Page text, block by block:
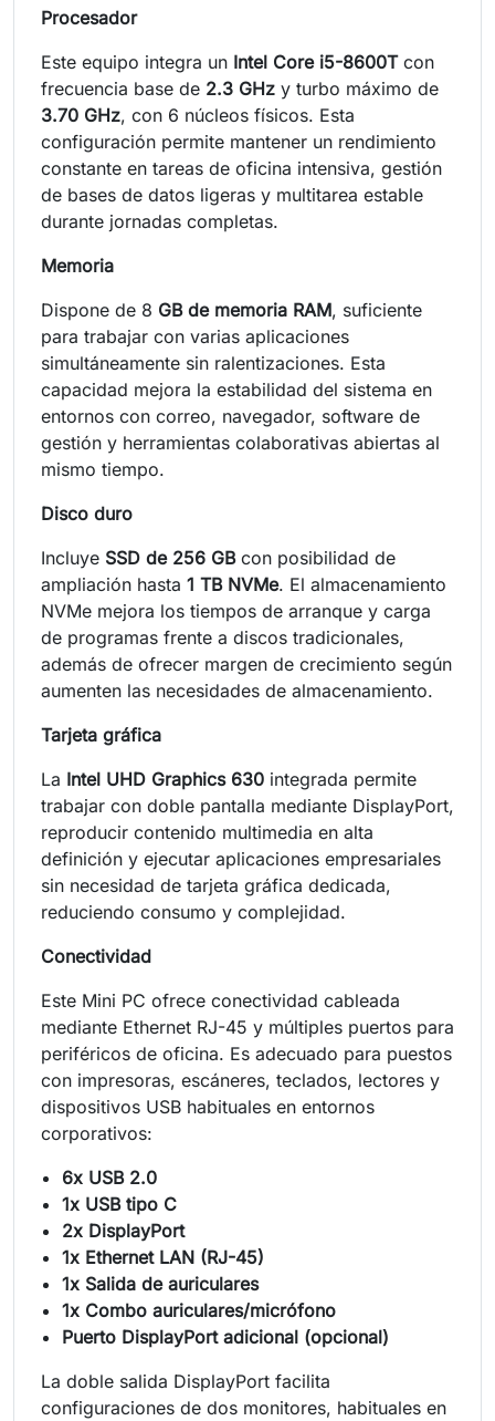
Procesador
Este equipo integra un Intel Core i5-8600Tcon
frecuencia base de 2.3 GHz y turbo máximo de
3.70 GHz, con 6 núcleos físicos. Esta
configuración permite mantener un rendimiento
constante en tareas de oficina intensiva, gestión
de bases de datos ligeras y multitarea estable
durante jornadas completas.
Memoria
Dispone de 8 GB de memoria RAM, suficiente
para trabajar con varias aplicaciones
simultáneamente sin ralentizaciones. Esta
capacidad mejora la estabilidad del sistema en
entornos con correo, navegador, software de
gestión y herramientas colaborativas abiertas al
mismo tiempo.
Disco duro
Incluye SSD de 256 GBcon posibilidad de
ampliación hasta 1 TB NVMe. El almacenamiento
NVMe mejora los tiempos de arranque y carga
de programas frente a discos tradicionales,
además de ofrecer margen de crecimiento según
aumenten las necesidades de almacenamiento.
Tarjeta gráfica
La Intel UHD Graphics 630 integrada permite
trabajar con doble pantalla mediante DisplayPort,
reproducir contenido multimedia en alta
definición y ejecutar aplicaciones empresariales
sin necesidad de tarjeta gráfica dedicada,
reduciendo consumo y complejidad.
Conectividad
Este Mini PC ofrece conectividad cableada
mediante Ethernet RJ-45 y múltiples puertos para
periféricos de oficina. Es adecuado para puestos
con impresoras, escáneres, teclados, lectores y
dispositivos USB habituales en entornos
corporativos:
6x USB 2.0
1x USB tipo C
2x DisplayPort
1x Ethernet LAN (RJ-45)
1x Salida de auriculares
1x Combo auriculares/micrófono
Puerto DisplayPort adicional (opcional)
La doble salida DisplayPort facilita
configuraciones de dos monitores, habituales en